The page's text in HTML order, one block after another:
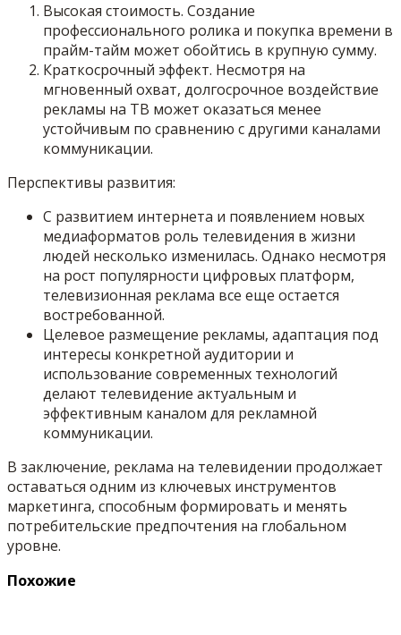
Высокая стоимость. Создание
профессионального ролика и покупка времени в
прайм-тайм может обойтись в крупную сумму.
Краткосрочный эффект. Несмотря на
мгновенный охват, долгосрочное воздействие
рекламы на ТВ может оказаться менее
устойчивым по сравнению с другими каналами
коммуникации.
Перспективы развития:
С развитием интернета и появлением новых
медиаформатов роль телевидения в жизни
людей несколько изменилась. Однако несмотря
на рост популярности цифровых платформ,
телевизионная реклама все еще остается
востребованной.
Целевое размещение рекламы, адаптация под
интересы конкретной аудитории и
использование современных технологий
делают телевидение актуальным и
эффективным каналом для рекламной
коммуникации.
В заключение, реклама на телевидении продолжает
оставаться одним из ключевых инструментов
маркетинга, способным формировать и менять
потребительские предпочтения на глобальном
уровне.
Похожие